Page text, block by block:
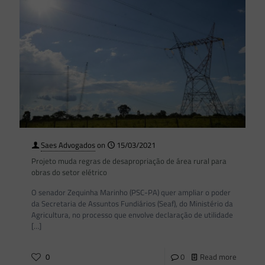
Saes Advogadoson
15/03/2021
Projeto muda regras de desapropriação de área rural para
obras do setor elétrico
O senador Zequinha Marinho (PSC-PA) quer ampliar o poder
da Secretaria de Assuntos Fundiários (Seaf), do Ministério da
Agricultura, no processo que envolve declaração de utilidade
[…]
0 0 Read more